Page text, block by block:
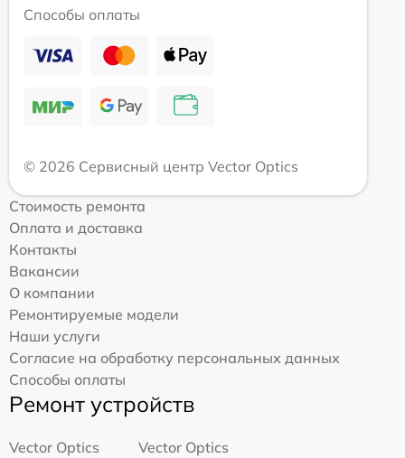
Способы оплаты
© 2026 Сервисный центр Vector Optics
Стоимость ремонта
Оплата и доставка
Контакты
Вакансии
О компании
Ремонтируемые модели
Наши услуги
Согласие на обработку персональных данных
Способы оплаты
Ремонт устройств
Vector Optics
Vector Optics